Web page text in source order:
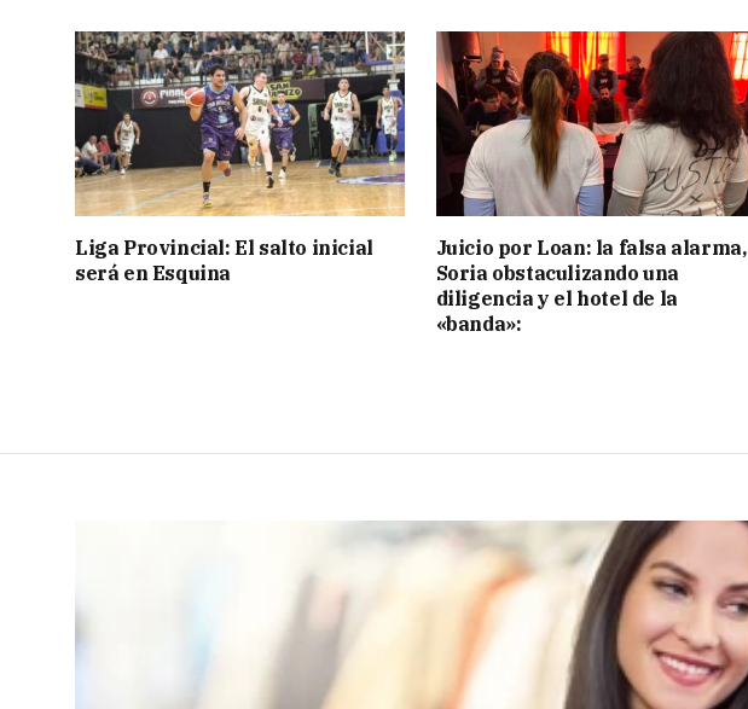
Liga Provincial: El salto inicial
será en Esquina
Juicio por Loan: la falsa alarma,
Soria obstaculizando una
diligencia y el hotel de la
«banda»: